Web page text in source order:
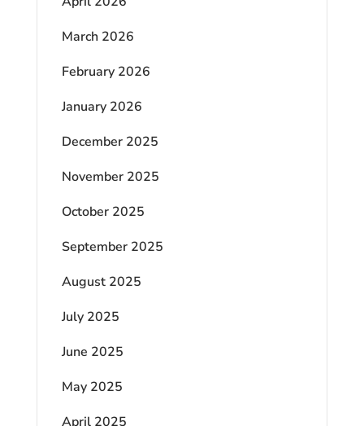
March 2026
February 2026
January 2026
December 2025
November 2025
October 2025
September 2025
August 2025
July 2025
June 2025
May 2025
April 2025